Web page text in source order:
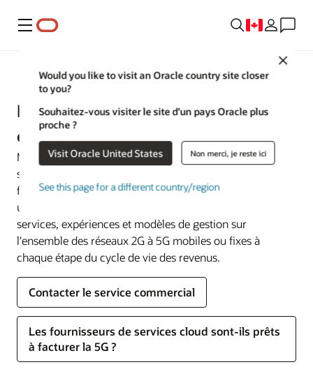
Menu
Close
Would you like to visit an Oracle country site closer
to you?
Souhaitez-vous visiter le site d’un pays Oracle plus
proche ?
Visit Oracle United States Non merci, je reste ici
See this page for a different country/region
Communications
Monétisez tout à n'importe quelle
échelle
Monétisez tout à n'importe quelle échelle avec un
système de tarification convergé (CCS) intégré à la
facturation et aux API ouvertes de TM Forum. Maintenez
une comptabilisation précise des revenus pour tous les
services, expériences et modèles de gestion sur
l'ensemble des réseaux 2G à 5G mobiles ou fixes à
chaque étape du cycle de vie des revenus.
Contacter le service commercial
Les fournisseurs de services cloud sont-ils prêts
à facturer la 5G ?